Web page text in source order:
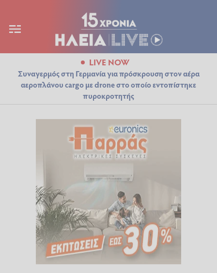
LIVE NOW
Συναγερμός στη Γερμανία για πρόσκρουση στον αέρα
αεροπλάνου cargo με drone στο οποίο εντοπίστηκε
πυροκροτητής